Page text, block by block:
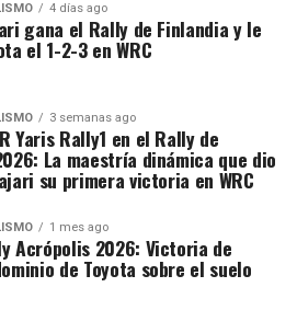
4 días ago
gana el Rally de Finlandia y le
el 1-2-3 en WRC
3 semanas ago
Yaris Rally1 en el Rally de
La maestría dinámica que dio
su primera victoria en WRC
1 mes ago
Acrópolis 2026: Victoria de
de Toyota sobre el suelo